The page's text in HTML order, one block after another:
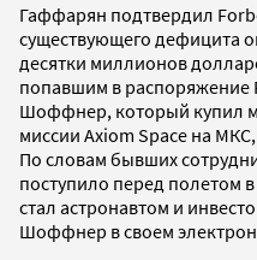
Гаффарян подтвердил
существующего дефицита
десятки миллионов
попавшим в распоряжение
Шоффнер, который купил
миссии Axiom Space на
По словам бывших
поступило перед полетом в
стал астронавтом и
Шоффнер в своем